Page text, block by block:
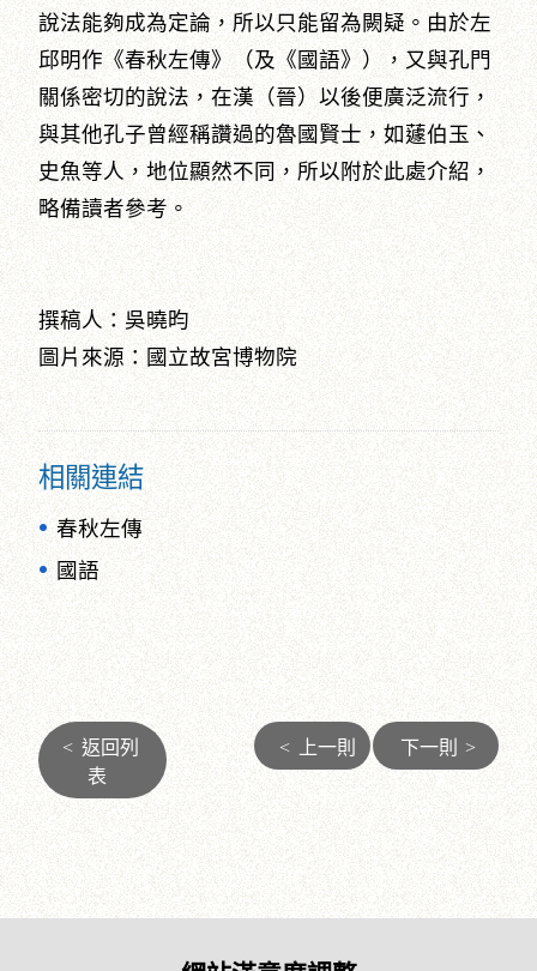
說法能夠成為定論，所以只能留為闕疑。由於左
邱明作《春秋左傳》（及《國語》），又與孔門
關係密切的說法，在漢（晉）以後便廣泛流行，
與其他孔子曾經稱讚過的魯國賢士，如蘧伯玉、
史魚等人，地位顯然不同，所以附於此處介紹，
略備讀者參考。
撰稿人：吳曉昀
圖片來源：國立故宮博物院
相關連結
春秋左傳
國語
< 返回列
表
< 上一則 下一則 >